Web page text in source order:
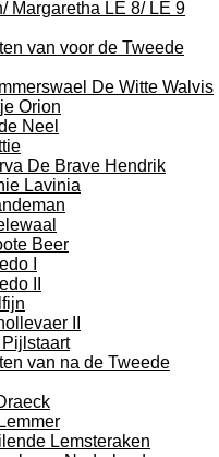
Margaretha LE 8/ LE 9
van voor de Tweede
De Witte Walvis
Orion
Neel
De Brave Hendrik
Lavinia
Beer
I
II
II
van na de Tweede
Lemsteraken